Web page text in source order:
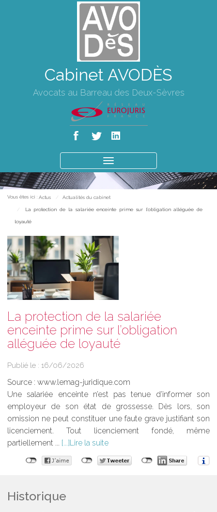
Cabinet AVODÈS
Avocats au Barreau des Deux-Sèvres
le
menu
Vous êtes ici : Actus Actualités du cabinet
La protection de la salariée enceinte prime sur l’obligation alléguée de
loyauté
La protection de la salariée
enceinte prime sur l’obligation
alléguée de loyauté
Publié le : 16/06/2026
Source : www.lemag-juridique.com
Une salariée enceinte n’est pas tenue d’informer son
employeur de son état de grossesse. Dès lors, son
omission ne peut constituer une faute grave justifiant son
licenciement. Tout licenciement fondé, même
partiellement ...
Lire la suite
Historique